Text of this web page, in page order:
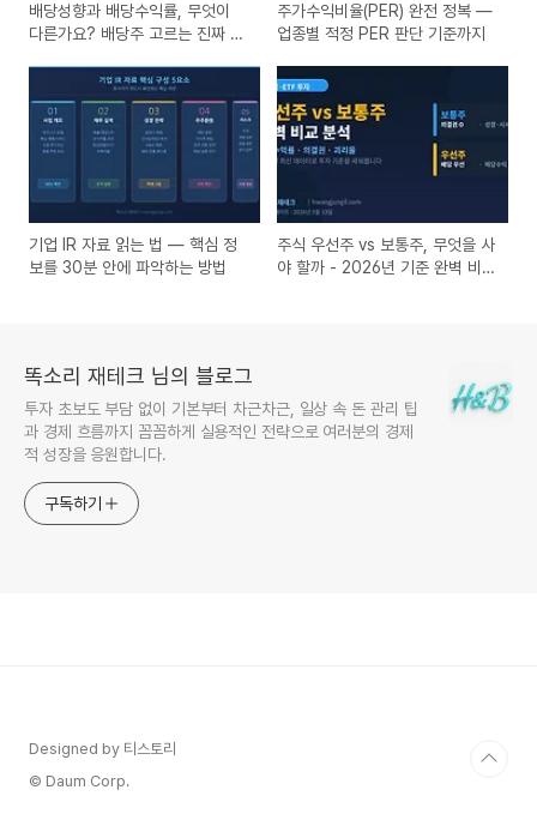
배당성향과 배당수익률, 무엇이
다른가요? 배당주 고르는 진짜 기
주가수익비율(PER) 완전 정복 —
업종별 적정 PER 판단 기준까지
기업 IR 자료 읽는 법 — 핵심 정
보를 30분 안에 파악하는 방법
주식 우선주 vs 보통주, 무엇을 사
야 할까 - 2026년 기준 완벽 비교
똑소리 재테크 님의 블로그
투자 초보도 부담 없이 기본부터 차근차근, 일상 속 돈 관리 팁
과 경제 흐름까지 꼼꼼하게 실용적인 전략으로 여러분의 경제
적 성장을 응원합니다.
구독하기
Designed by 티스토리
© Daum Corp.